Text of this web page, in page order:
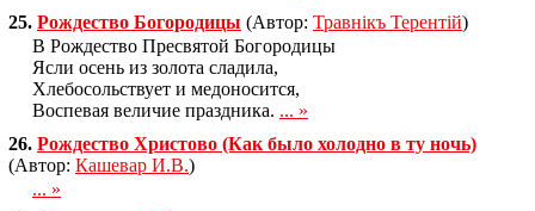
25. Рождество Богородицы (Автор: Травнiкъ Терентiй)
В Рождество Пресвятой Богородицы
Ясли осень из золота сладила,
Хлебосольствует и медоносится,
Воспевая величие праздника. ... »
26. Рождество Христово (Как было холодно в ту ночь)
(Автор: Кашевар И.В.)
... »